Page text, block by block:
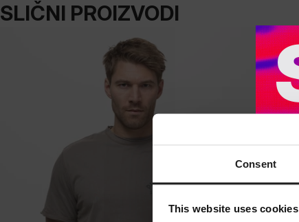
Consent
This website uses cookies
SLIČNI PROIZVODI